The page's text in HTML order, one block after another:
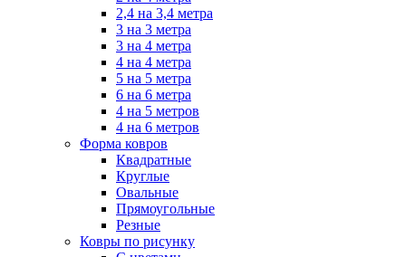
2,4 на 3,4 метра
3 на 3 метра
3 на 4 метра
4 на 4 метра
5 на 5 метра
6 на 6 метра
4 на 5 метров
4 на 6 метров
Форма ковров
Квадратные
Круглые
Овальные
Прямоугольные
Резные
Ковры по рисунку